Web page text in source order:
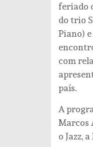
feriado
do trio
Piano)
com
país.
A
Marcos
o Jazz,